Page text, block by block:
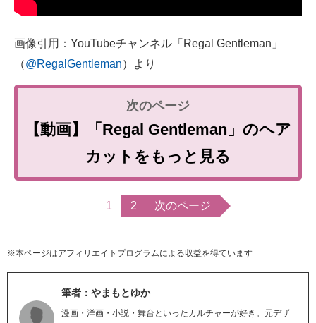
画像引用：YouTubeチャンネル「Regal Gentleman」
（@RegalGentleman）より
【動画】「Regal Gentleman」のヘア
カットをもっと見る
1 2 次のページ
※本ページはアフィリエイトプログラムによる収益を得ています
筆者：やまもとゆか
漫画・洋画・小説・舞台といったカルチャーが好き。元デザ